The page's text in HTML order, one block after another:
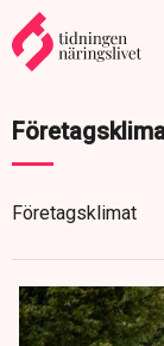
Företagsklimat